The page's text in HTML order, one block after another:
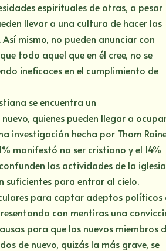
espirituales de otras, a pesar
llevar a una cultura de hacer las
mismo, no pueden anunciar con
todo aquel que en él cree, no se
ineficaces en el cumplimiento de
se encuentra un
quienes pueden llegar a
investigación hecha por Thom
manifestó no ser cristiano y el 14%
las actividades de la iglesia
suficientes para entrar al cielo.
para captar adeptos políticos
con mentiras una
para que los nuevos miembros
de nuevo, quizás la más grave, se